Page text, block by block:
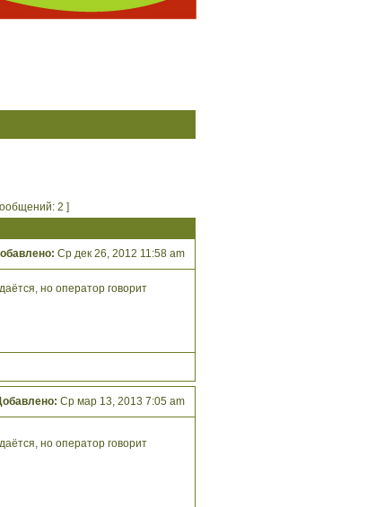
2 ]
Ср дек 26, 2012 11:58 am
но оператор говорит
Ср мар 13, 2013 7:05 am
но оператор говорит